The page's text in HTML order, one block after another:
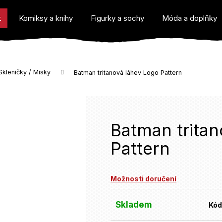
Komiksy a knihy Figurky a sochy Móda a doplňky
/ Misky Batman tritanová láhev Logo Pattern
Batman
Pattern
Možnosti doručení
Skladem